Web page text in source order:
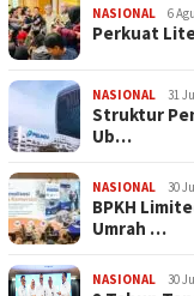
NASIONAL 6
Perkuat
NASIONAL 31
​Struktur
Ub…
NASIONAL 30
BPKH
Umrah …
NASIONAL 30